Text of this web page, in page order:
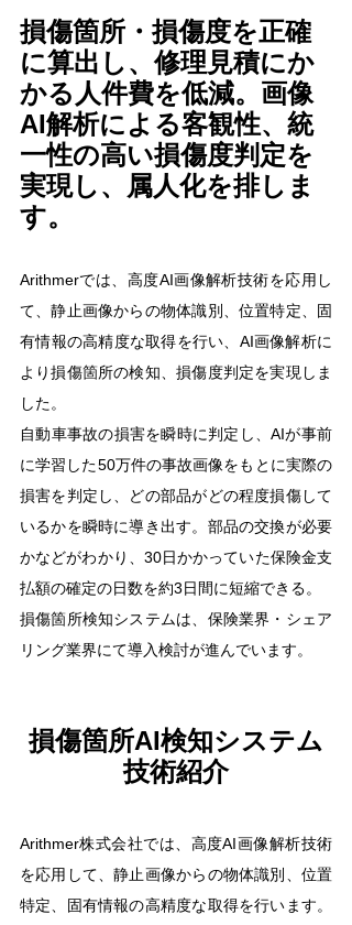
損傷箇所・損傷度を正確
に算出し、修理見積にか
かる人件費を低減。画像
AI解析による客観性、統
一性の高い損傷度判定を
実現し、属人化を排しま
す。
Arithmerでは、高度AI画像解析技術を応用し
て、静止画像からの物体識別、位置特定、固
有情報の高精度な取得を行い、AI画像解析に
より損傷箇所の検知、損傷度判定を実現しま
した。
自動車事故の損害を瞬時に判定し、AIが事前
に学習した50万件の事故画像をもとに実際の
損害を判定し、どの部品がどの程度損傷して
いるかを瞬時に導き出す。部品の交換が必要
かなどがわかり、30日かかっていた保険金支
払額の確定の日数を約3日間に短縮できる。
損傷箇所検知システムは、保険業界・シェア
リング業界にて導入検討が進んでいます。
損傷箇所AI検知システム
技術紹介
Arithmer株式会社では、高度AI画像解析技術
を応用して、静止画像からの物体識別、位置
特定、固有情報の高精度な取得を行います。